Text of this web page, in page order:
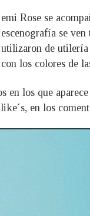
emi Rose se
escenografía se
utilizaron de utilería
con los colores de
en los que
en los